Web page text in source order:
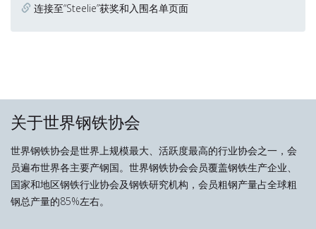
连接至“Steelie”获奖和入围名单页面
关于世界钢铁协会
世界钢铁协会是世界上规模最大、活跃度最高的行业协会之一，会
员遍布世界各主要产钢国。世界钢铁协会会员覆盖钢铁生产企业、
国家和地区钢铁行业协会及钢铁研究机构，会员粗钢产量占全球粗
钢总产量的85%左右。